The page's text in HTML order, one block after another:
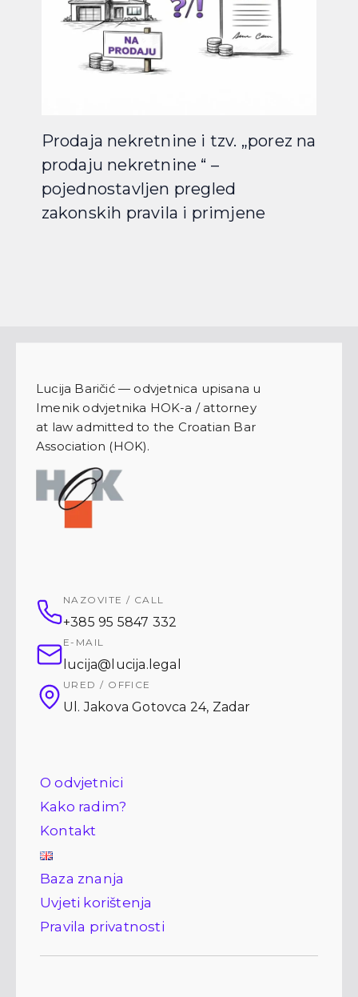
Prodaja nekretnine i tzv. „porez na
prodaju nekretnine “ –
pojednostavljen pregled
zakonskih pravila i primjene
Lucija Baričić — odvjetnica upisana u
Imenik odvjetnika HOK-a / attorney
at law admitted to the Croatian Bar
Association (HOK).
NAZOVITE / CALL
+385 95 5847 332
E-MAIL
lucija@lucija.legal
URED / OFFICE
Ul. Jakova Gotovca 24, Zadar
O odvjetnici
Kako radim?
Kontakt
Baza znanja
Uvjeti korištenja
Pravila privatnosti